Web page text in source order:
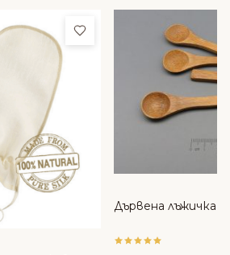
Добави в любими
Дървена лъжичка